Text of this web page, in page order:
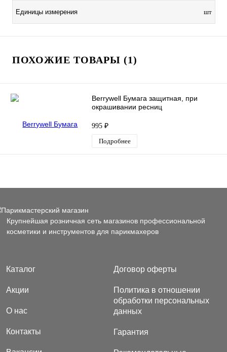
Единицы измерения шт
ПОХОЖИЕ ТОВАРЫ (1)
Berrywell Бумага защитная, при
окрашивании ресниц
995 ₽
Подробнее
Крупнейшая розничная сеть магазинов профессиональной
косметики и инструментов для парикмахеров
Каталог
Акции
О нас
Контакты
Договор оферты
Политика в отношении
обработки персональных
данных
Гарантия